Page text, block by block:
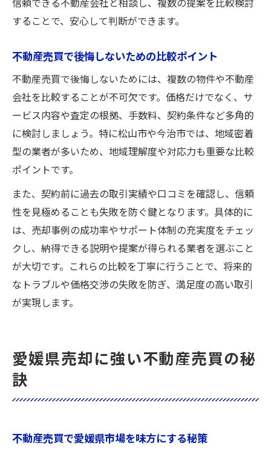
信頼できる不動産会社と相談し、複数の提案を比較検討
することで、安心して判断ができます。
不動産売買で後悔しないための比較ポイント
不動産売買で後悔しないためには、複数の物件や不動産
会社を比較することが不可欠です。価格だけでなく、サ
ービス内容や査定の根拠、手数料、契約条件など多角的
に検討しましょう。特に松山市や今治市では、地域密着
型の業者が多いため、地域理解度や対応力も重要な比較
ポイントです。
また、契約前に過去の取引実績や口コミを確認し、信頼
性を見極めることも失敗を防ぐ鍵となります。具体的に
は、売却事例の成功率やサポート体制の充実度をチェッ
クし、納得できる説明や提案が得られる業者を選ぶこと
が大切です。これらの比較を丁寧に行うことで、将来的
なトラブルや価格交渉の失敗を防ぎ、満足度の高い取引
が実現します。
愛媛県売却に強い不動産売買の秘
訣
不動産売買で愛媛県市場を味方にする秘策